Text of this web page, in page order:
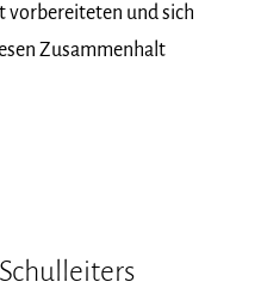
vorbereiteten und sich
Zusammenhalt